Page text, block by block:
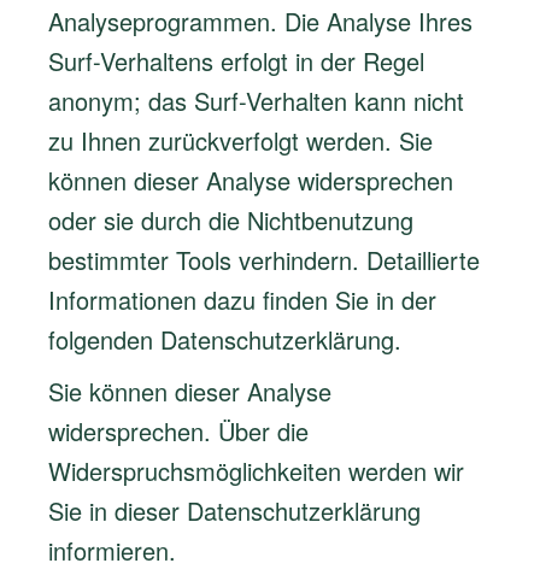
Analyseprogrammen. Die Analyse Ihres
Surf-Verhaltens erfolgt in der Regel
anonym; das Surf-Verhalten kann nicht
zu Ihnen zurückverfolgt werden. Sie
können dieser Analyse widersprechen
oder sie durch die Nichtbenutzung
bestimmter Tools verhindern. Detaillierte
Informationen dazu finden Sie in der
folgenden Datenschutzerklärung.
Sie können dieser Analyse
widersprechen. Über die
Widerspruchsmöglichkeiten werden wir
Sie in dieser Datenschutzerklärung
informieren.